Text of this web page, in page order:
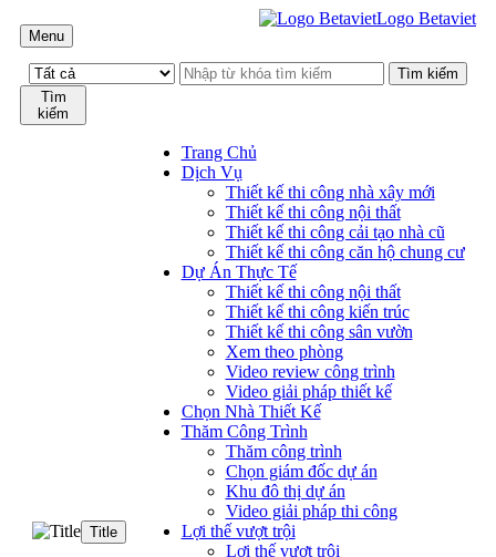
Menu
Logo Betaviet
Tìm
kiếm
Title
Trang Chủ
Dịch Vụ
Thiết kế thi công nhà xây mới
Thiết kế thi công nội thất
Thiết kế thi công cải tạo nhà cũ
Thiết kế thi công căn hộ chung cư
Dự Án Thực Tế
Thiết kế thi công nội thất
Thiết kế thi công kiến trúc
Thiết kế thi công sân vườn
Xem theo phòng
Video review công trình
Video giải pháp thiết kế
Chọn Nhà Thiết Kế
Thăm Công Trình
Thăm công trình
Chọn giám đốc dự án
Khu đô thị dự án
Video giải pháp thi công
Lợi thế vượt trội
Lợi thế vượt trội